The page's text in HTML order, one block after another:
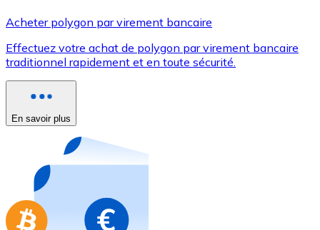
Carte de crédit / débit
Utilisez les cartes Visa et Mastercard pour acheter
Acheter avec carte
Nouveau
Achetez des cartes-cadeaux de vos marques
Aller à la boutique de cartes-cadeaux
Acheter polygon par virement bancaire
Effectuez votre achat de polygon par virement bancaire
traditionnel rapidement et en toute sécurité.
En savoir plus